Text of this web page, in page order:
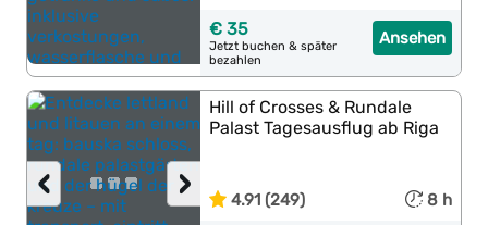
Ansehen
€ 35
Jetzt buchen & später
bezahlen
›
‹
Hill of Crosses & Rundale
Palast Tagesausflug ab Riga
4.91 (249) 8 h